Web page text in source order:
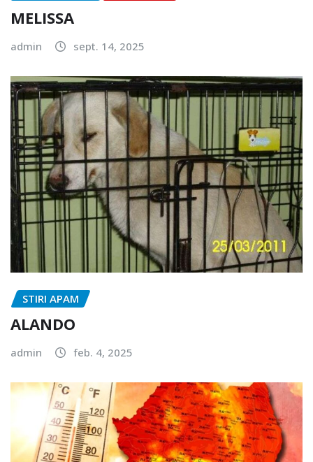
MELISSA
admin sept. 14, 2025
STIRI APAM
ALANDO
admin feb. 4, 2025